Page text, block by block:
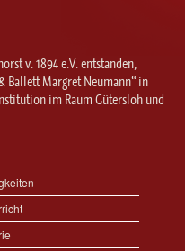
v. 1894 e.V. entstanden,
Ballett Margret Neumann“ in
im Raum Gütersloh und